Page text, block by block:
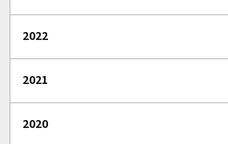
2022
2021
2020